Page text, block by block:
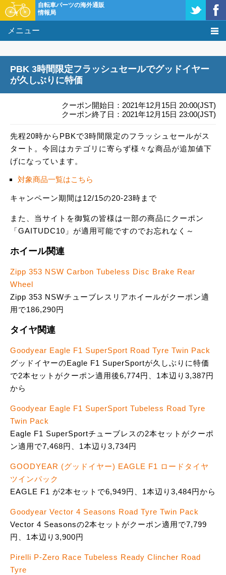
自転車パーツの海外通販
情報局
メニュー
基礎知識
クーポン＆セール
PBK 3時間限定フラッシュセールでグッドイヤー
が久しぶりに特価
クーポン開始日：2021年12月15日 20:00(JST)
クーポン終了日：2021年12月15日 23:00(JST)
先程20時からPBKで3時間限定のフラッシュセールがス
タート。今回はカテゴリに寄らず様々な商品が追加値下
げになっています。
対象商品一覧はこちら
キャンペーン期間は12/15の20-23時まで
また、当サイトを御覧の皆様は一部の商品にクーポン
「GAITUDC10」が適用可能ですのでお忘れなく～
ホイール関連
Zipp 353 NSW Carbon Tubeless Disc Brake Rear
Wheel
Zipp 353 NSWチューブレスリアホイールがクーポン適
用で186,290円
タイヤ関連
Goodyear Eagle F1 SuperSport Road Tyre Twin Pack
グッドイヤーのEagle F1 SuperSportが久しぶりに特価
で2本セットがクーポン適用後6,774円、1本辺り3,387円
から
Goodyear Eagle F1 SuperSport Tubeless Road Tyre
Twin Pack
Eagle F1 SuperSportチューブレスの2本セットがクーポ
ン適用で7,468円、1本辺り3,734円
GOODYEAR (グッドイヤー) EAGLE F1 ロードタイヤ
ツインパック
EAGLE F1 が2本セットで6,949円、1本辺り3,484円から
Goodyear Vector 4 Seasons Road Tyre Twin Pack
Vector 4 Seasonsの2本セットがクーポン適用で7,799
円、1本辺り3,900円
Pirelli P-Zero Race Tubeless Ready Clincher Road
Tyre